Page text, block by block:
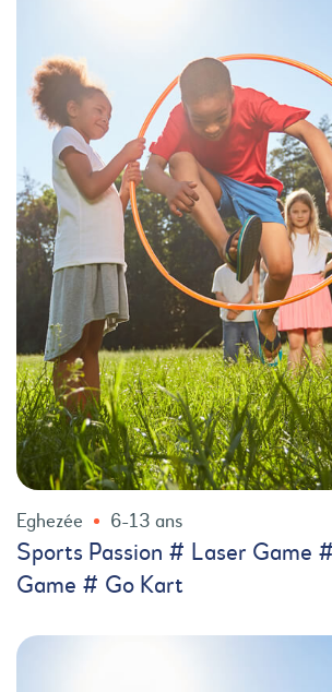
Eghezée 6-13 ans
Sports Passion # Laser Game
Game # Go Kart